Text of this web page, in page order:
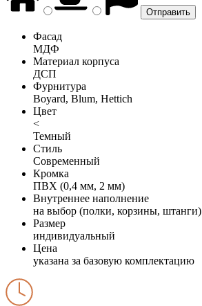
Фасад
МДФ
Материал корпуса
ДСП
Фурнитура
Boyard, Blum, Hettich
Цвет
<
Темный
Стиль
Современный
Кромка
ПВХ (0,4 мм, 2 мм)
Внутреннее наполнение
на выбор (полки, корзины, штанги)
Размер
индивидуальный
Цена
указана за базовую комплектацию